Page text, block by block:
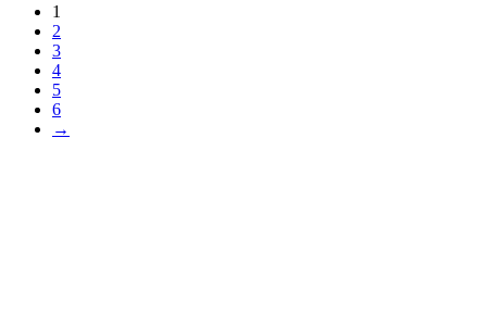
1
2
3
4
5
6
→